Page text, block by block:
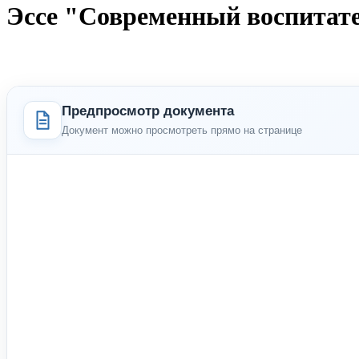
Эссе "Современный
Предпросмотр документа
Документ можно просмотреть прямо на странице